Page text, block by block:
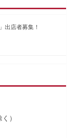
出店者募集！
）